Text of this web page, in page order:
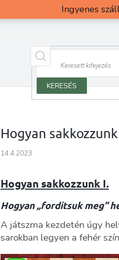
Ingyenes
KERESÉS
Hogyan
14.4.2023
Hogyan sakkozzunk I.
Hogyan „fordítsuk meg”
A játszma kezdetén úgy
sarokban legyen a fehér